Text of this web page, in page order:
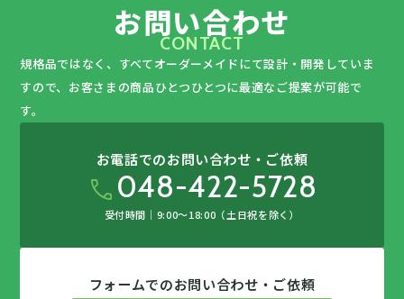
お問い合わせ
CONTACT
規格品ではなく、すべてオーダーメイドにて設計・開発していま
すので、 お客さまの商品ひとつひとつに最適なご提案が可能で
す。
お電話でのお問い合わせ・ご依頼
call048-422-5728
受付時間｜9:00〜18:00（土日祝を除く）
フォームでのお問い合わせ・ご依頼